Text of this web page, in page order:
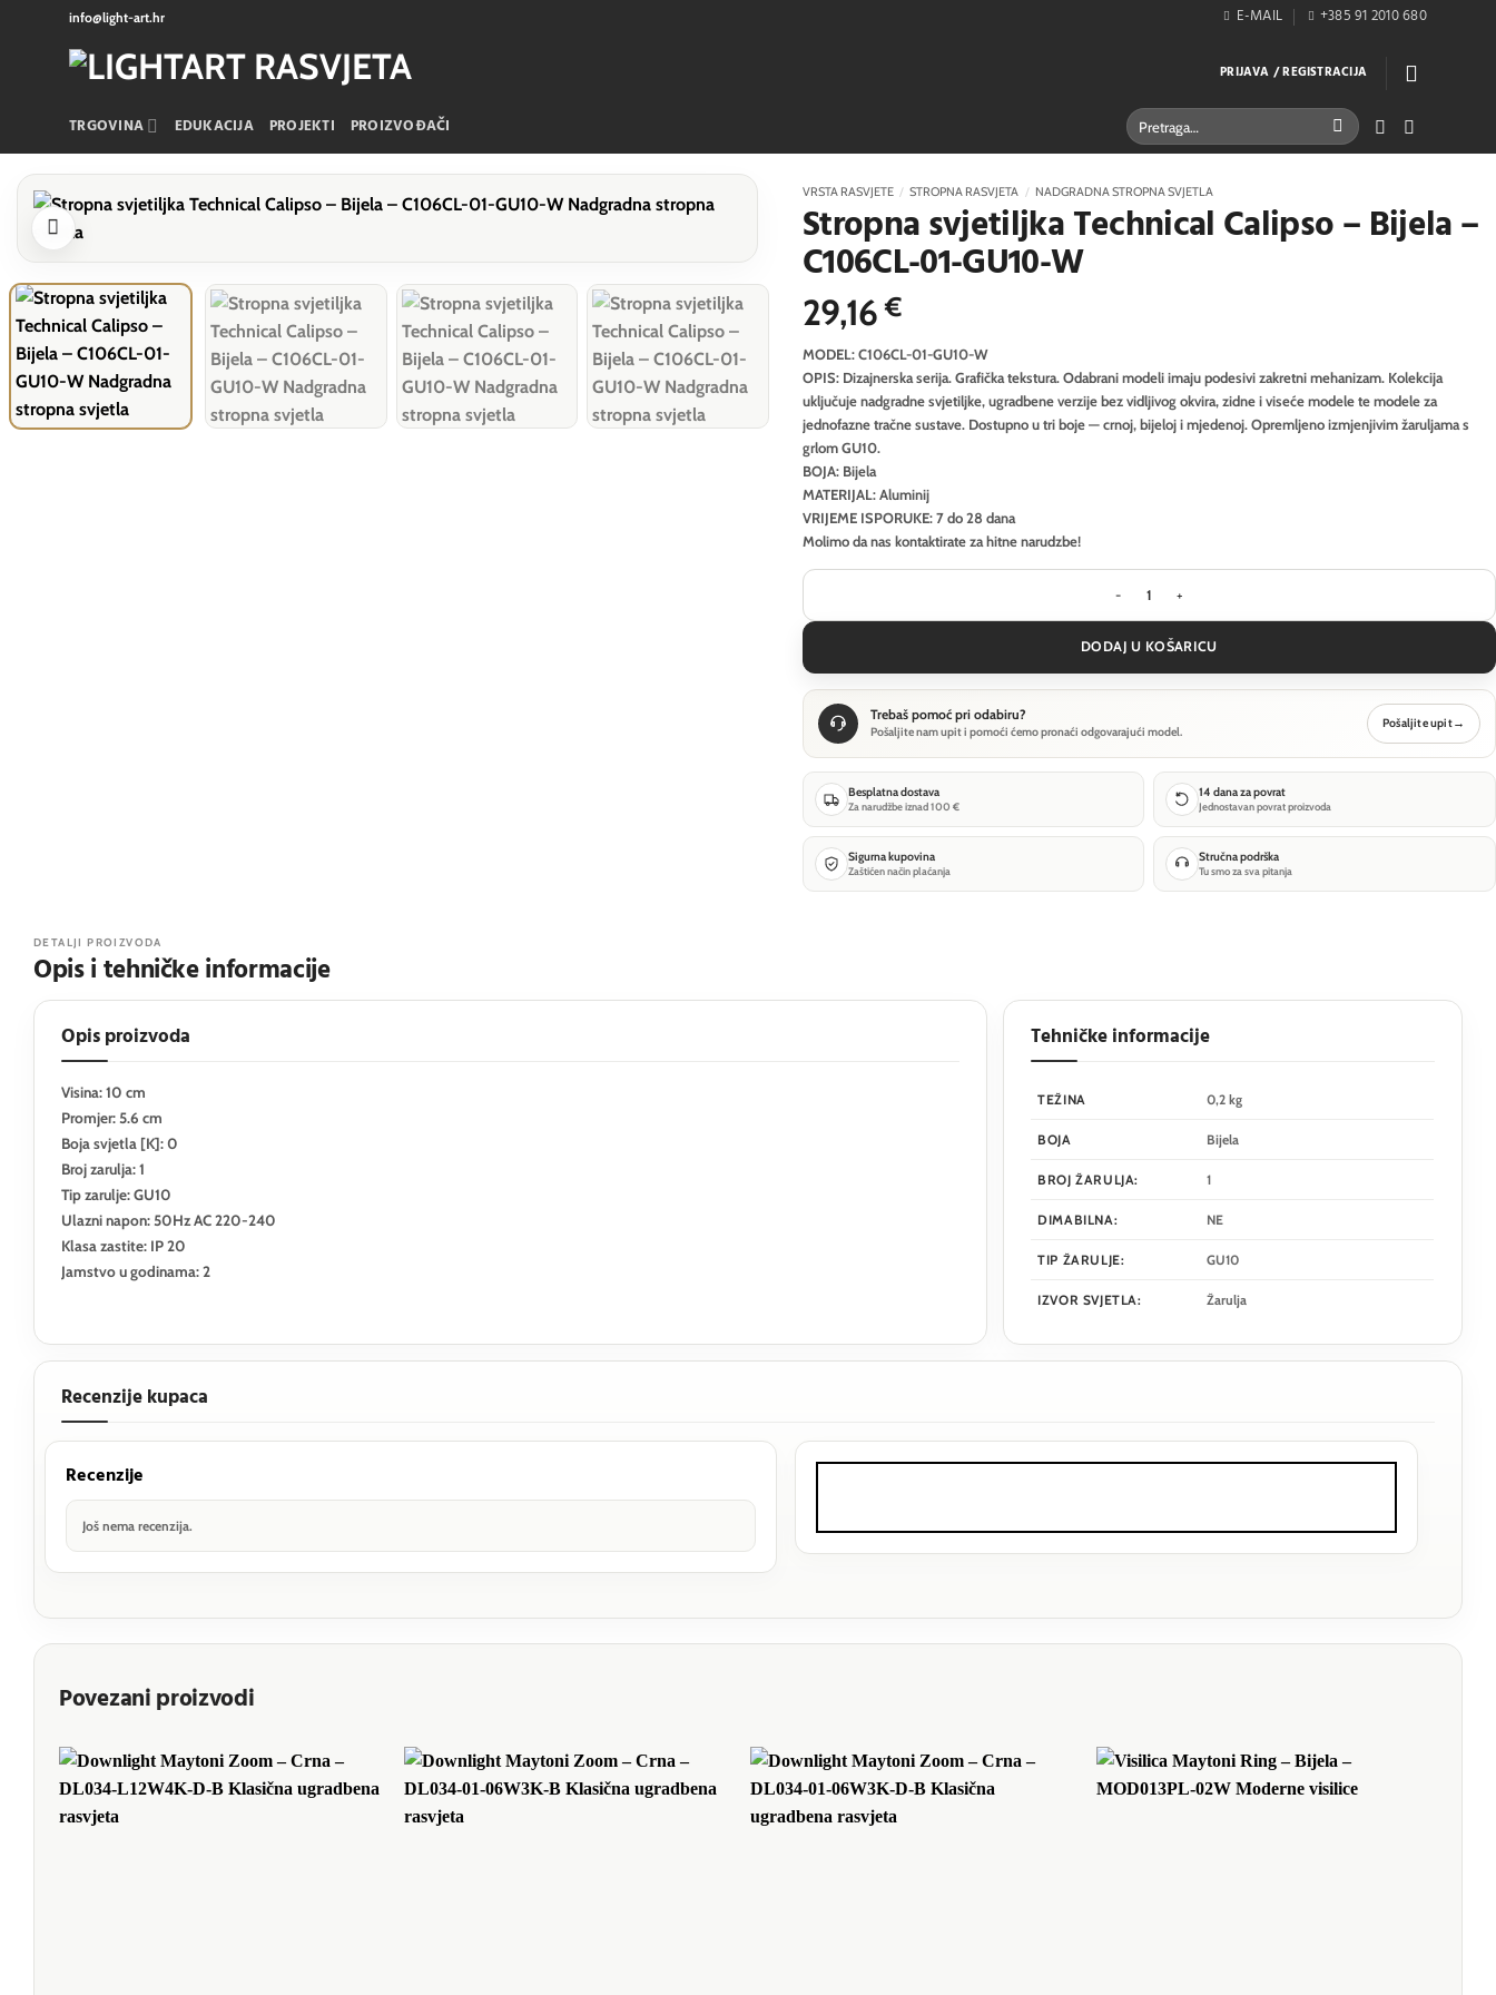
info@light-art.hr E-MAIL +385 91 2010 680
PRIJAVA / REGISTRACIJA
TRGOVINA EDUKACIJA PROJEKTI PROIZVOĐAČI Pretraži:
VRSTA RASVJETE / STROPNA RASVJETA / NADGRADNA STROPNA SVJETLA
Stropna svjetiljka Technical Calipso – Bijela –
C106CL-01-GU10-W
29,16€
MODEL: C106CL-01-GU10-W
OPIS: Dizajnerska serija. Grafička tekstura. Odabrani modeli imaju podesivi zakretni mehanizam. Kolekcija
uključuje nadgradne svjetiljke, ugradbene verzije bez vidljivog okvira, zidne i viseće modele te modele za
jednofazne tračne sustave. Dostupno u tri boje — crnoj, bijeloj i mjedenoj. Opremljeno izmjenjivim žaruljama s
grlom GU10.
BOJA: Bijela
MATERIJAL: Aluminij
VRIJEME ISPORUKE: 7 do 28 dana
Molimo da nas kontaktirate za hitne narudzbe!
Stropna svjetiljka Technical Calipso - Bijela -
DODAJ U KOŠARICU
Trebaš pomoć pri odabiru?
Pošaljite nam upit i pomoći ćemo pronaći odgovarajući model.
Pošaljite upit→
Besplatna dostava
Za narudžbe iznad 100 €
14 dana za povrat
Jednostavan povrat proizvoda
Sigurna kupovina
Zaštićen način plaćanja
Stručna podrška
Tu smo za sva pitanja
DETALJI PROIZVODA
Opis i tehničke informacije
Opis proizvoda
Visina: 10 cm
Promjer: 5.6 cm
Boja svjetla [K]: 0
Broj zarulja: 1
Tip zarulje: GU10
Ulazni napon: 50Hz AC 220-240
Klasa zastite: IP 20
Jamstvo u godinama: 2
Tehničke informacije
TEŽINA 0,2 kg
BOJA Bijela
BROJ ŽARULJA: 1
DIMABILNA: NE
TIP ŽARULJE: GU10
IZVOR SVJETLA: Žarulja
Recenzije kupaca
Recenzije
Još nema recenzija.
Povezani proizvodi